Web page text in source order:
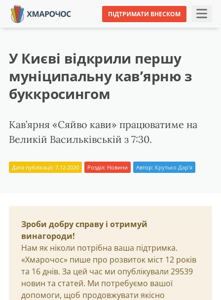
ПІДТРИМАТИ ВНЕСКОМ
У Києві відкрили першу
муніципальну кав’ярню з
буккросингом
Кав’ярня «Сяйво кави» працюватиме на
Великій Васильківській з 7:30.
Дата публікації: 7.12.2020 Розділ: Новини Автор: Крутько Дар'я
Зроби добру справу і отримуй
винагороди!
Нам як ніколи потрібна ваша підтримка.
«Хмарочос» пише про розвиток міст 12 років
та 16 днів. За цей час ми опублікували 29539
новин та статей. Ми потребуємо вашої
допомоги, щоб продовжувати якісно